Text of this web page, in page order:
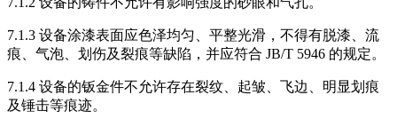
7.1.3 设备涂漆表面应色泽均匀、平整光滑，不得有脱漆、流
痕、气泡、划伤及裂痕等缺陷，并应符合 JB/T 5946 的规定。
7.1.4 设备的钣金件不允许存在裂纹、起皱、飞边、明显划痕
及锤击等痕迹。